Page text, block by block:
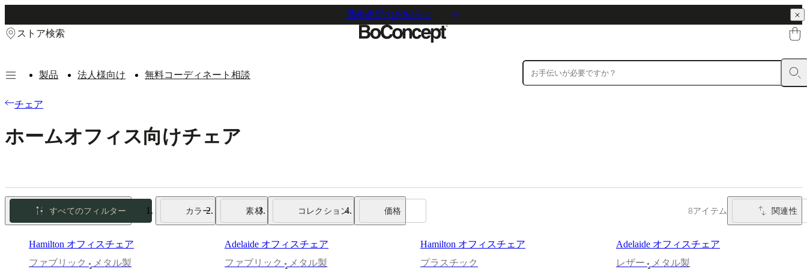
価格改定のお知らせ
ストア検索
製品 法人様向け 無料コーディネート相談
製
ソ
フ
チェア
ホームオフィス向けチェア
すべてのフィルター カラー 素材 コレクション 価格 8アイテム 関連性
Hamilton オフィスチェア
ファブリック
メタル製
Adelaide オフィスチェア
ファブリック
メタル製
Hamilton オフィスチェア
プラスチック
Adelaide オフィスチェア
レザー
メタル製